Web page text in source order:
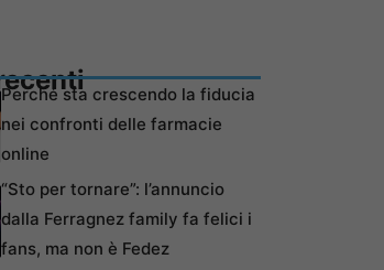
Perché sta crescendo la fiducia
nei confronti delle farmacie
online
“Sto per tornare”: l’annuncio
dalla Ferragnez family fa felici i
fans, ma non è Fedez